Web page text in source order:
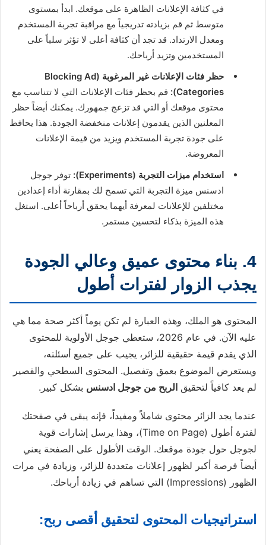
في كثافة الإعلانات الظاهرة على موقعك. ابدأ بمستوى
متوسط ثم قم بزيادته تدريجياً مع مراقبة تجربة المستخدم
ومعدل الارتداد. قد تجد أن كثافة أعلى لا تؤثر سلباً على
المستخدمين وتزيد أرباحك.
حظر فئات الإعلانات غير المرغوبة (Blocking Ad
Categories):
قم بحظر فئات الإعلانات التي لا تتناسب مع
محتوى موقعك أو التي قد تزعج جمهورك. يمكنك أيضاً حظر
المعلنين الذين يقدمون إعلانات منخفضة الجودة. هذا يحافظ
على جودة تجربة المستخدم ويزيد من قيمة الإعلانات
المعروضة.
استخدام ميزات التجربة (Experiments):
توفر جوجل
ادسنس ميزة التجربة التي تسمح لك بمقارنة أداء إعدادين
مختلفين للإعلانات لمعرفة أيهما يحقق أرباحاً أعلى. استغل
هذه الميزة بذكاء لتحسين مستمر.
4. بناء محتوى عميق وعالي الجودة
يجذب الزوار لفترات أطول
المحتوى هو الملك، وهذه العبارة لم تكن يوماً أكثر صحة مما هي
عليه الآن. في عام 2026، ستعطي جوجل الأولوية للمحتوى
الذي يقدم قيمة حقيقية للزائر، يجيب على جميع أسئلته،
ويستعرض الموضوع بعمق وتفصيل. المحتوى السطحي والقصير
لم يعد كافياً لتحقيق الربح من جوجل ادسنس بشكل كبير.
عندما يجد الزائر محتوى شاملاً ومفيداً، فإنه يبقى في صفحتك
لفترة أطول (Time on Page)، وهذا يرسل إشارات قوية
لجوجل حول جودة موقعك. الوقت الأطول على الصفحة يعني
أيضاً فرصة أكبر لظهور إعلانات متعددة للزائر، وزيادة في مرات
الظهور (Impressions) التي تساهم في زيادة أرباحك.
استراتيجيات المحتوى لتحقيق أقصى ربح: